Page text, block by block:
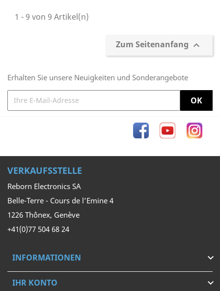
1 - 9 von 9 Artikel(n)
Zum Seitenanfang 
Erhalten Sie unsere Neuigkeiten und Sonderangebote
FacebookYouTube
VERKAUFSSTELLE
Reborn Electronics SA
Belle-Terre - Cours de l’Emine 4
1226 Thônex, Genève
+41(0)77 504 68 24
INFORMATIONEN 
IHR KONTO 